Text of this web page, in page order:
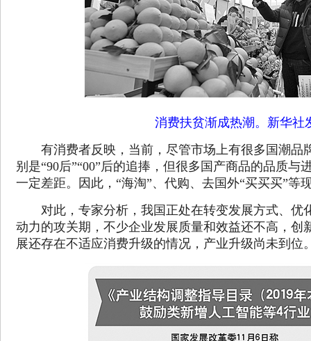
消费扶贫渐成热潮。新华社
有消费者反映，当前，尽管市场上有很多国潮品
别是“90后”“00”后的追捧，但很多国产商品的品质与
一定差距。因此，“海淘”、代购、去国外“买买买”等
对此，专家分析，我国正处在转变发展方式、优
动力的攻关期，不少企业发展质量和效益还不高，创
展还存在不适应消费升级的情况，产业升级尚未到位